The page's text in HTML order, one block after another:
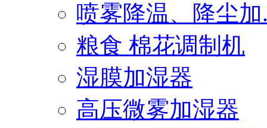
喷雾降温、降尘加
粮食 棉花调制机
湿膜加湿器
高压微雾加湿器